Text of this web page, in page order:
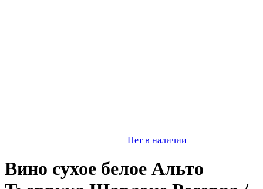
Нет в наличии
Вино сухое белое Альто